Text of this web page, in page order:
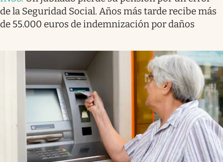
de la Seguridad Social. Años más tarde recibe más
de 55.000 euros de indemnización por daños